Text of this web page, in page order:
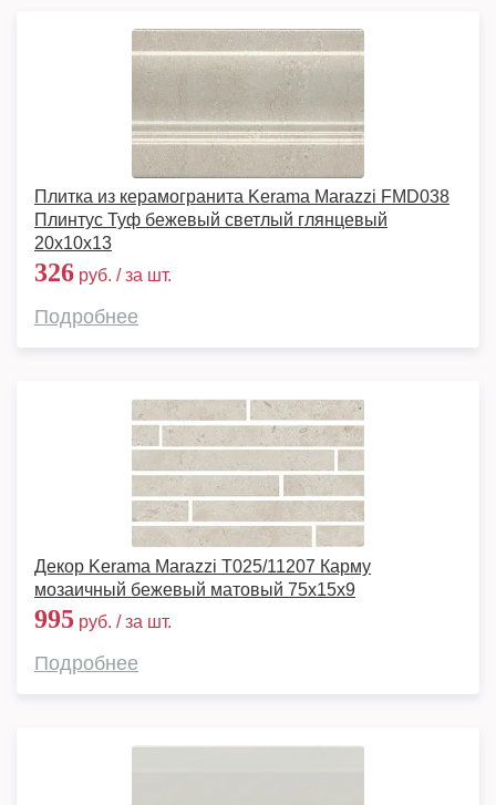
Плитка из керамогранита Kerama Marazzi FMD038
Плинтус Туф бежевый светлый глянцевый
20x10x13
326 руб. / за шт.
Подробнее
Декор Kerama Marazzi T025/11207 Карму
мозаичный бежевый матовый 75x15x9
995 руб. / за шт.
Подробнее